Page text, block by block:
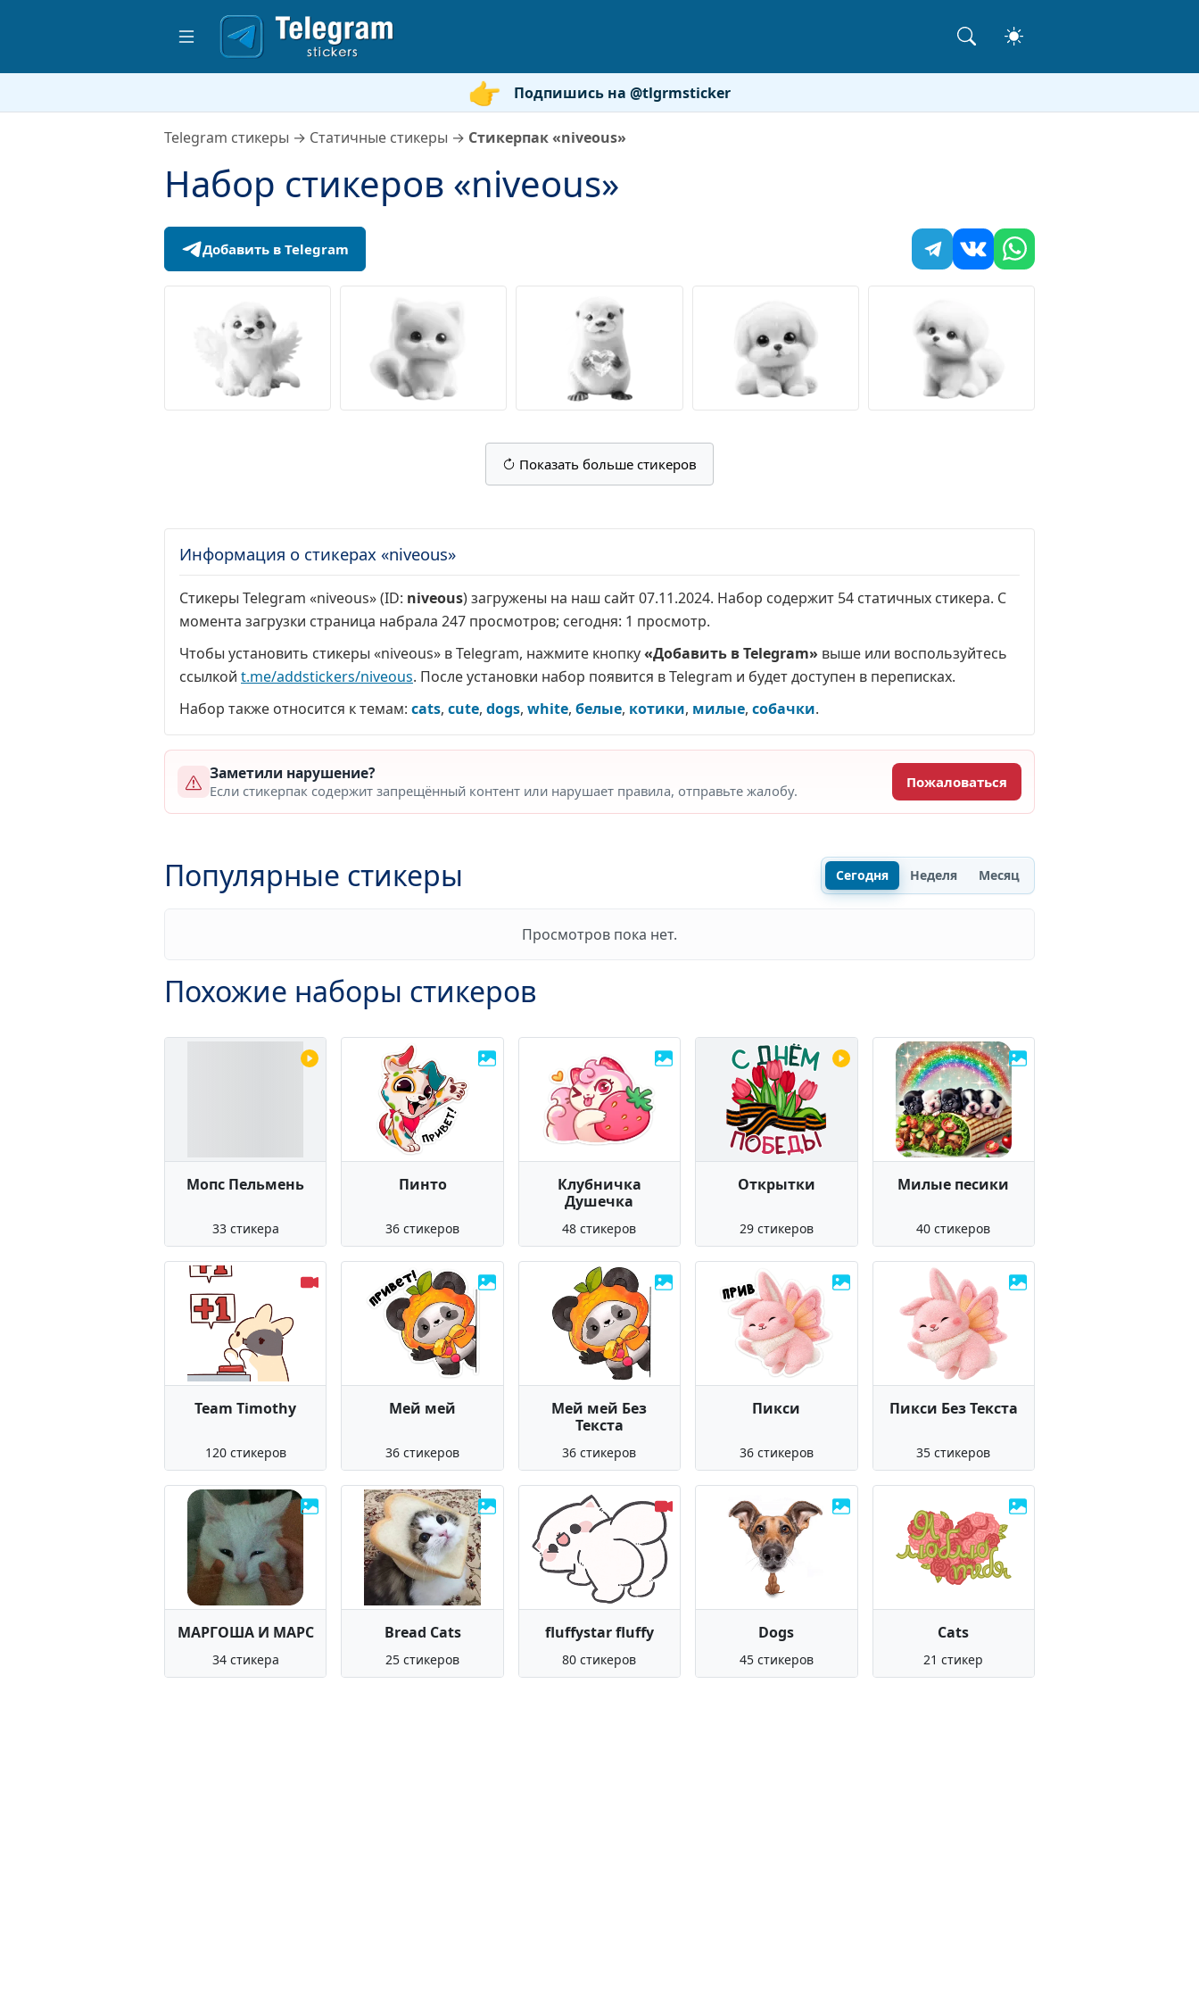
Подпишись на @tlgrmsticker
Telegram стикеры → Статичные стикеры → Стикерпак «niveous»
Набор стикеров «niveous»
Добавить в Telegram
Показать больше стикеров
Информация о стикерах «niveous»
Стикеры Telegram «niveous» (ID: niveous) загружены на наш сайт 07.11.2024. Набор содержит 54 статичных стикера. С
момента загрузки страница набрала 247 просмотров; сегодня: 1 просмотр.
Чтобы установить стикеры «niveous» в Telegram, нажмите кнопку«Добавить в Telegram» выше или воспользуйтесь
ссылкой t.me/addstickers/niveous. После установки набор появится в Telegram и будет доступен в переписках.
Набор также относится к темам: cats, cute, dogs, white, белые, котики, милые, собачки.
Заметили нарушение?
Если стикерпак содержит запрещённый контент или нарушает правила, отправьте жалобу. Пожаловаться
Популярные стикеры Сегодня Неделя Месяц
Просмотров пока нет.
Похожие наборы стикеров
Мопс Пельмень
33 стикера
Пинто
36 стикеров
Клубничка
Душечка
48 стикеров
Открытки
29 стикеров
Милые песики
40 стикеров
Team Timothy
120 стикеров
Мей мей
36 стикеров
Мей мей Без
Текста
36 стикеров
Пикси
36 стикеров
Пикси Без Текста
35 стикеров
МАРГОША И МАРС
34 стикера
Bread Cats
25 стикеров
fluffystar fluffy
80 стикеров
Dogs
45 стикеров
Cats
21 стикер